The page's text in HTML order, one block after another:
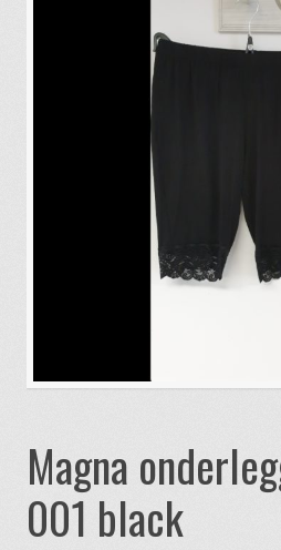
Magna
001 black